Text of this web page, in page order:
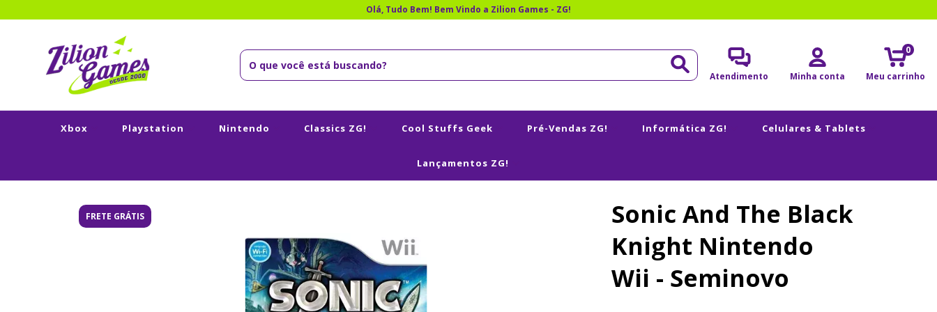
Olá, Tudo Bem! Bem Vindo a Zilion Games - ZG!
Atendimento Minha conta Meu carrinho
0
Xbox Playstation Nintendo Classics ZG! Cool Stuffs Geek Pré-Vendas ZG! Informática ZG! Celulares & Tablets
Lançamentos ZG!
FRETE GRÁTIS
Sonic And The Black
Knight Nintendo
Wii - Seminovo